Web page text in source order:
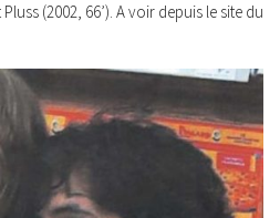
(2002, 66’). A voir depuis le site du